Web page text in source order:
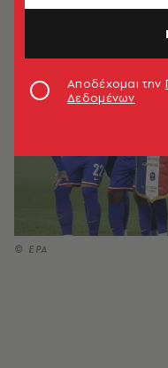
© EPA
Αποδέχομαι την
Δεδομένων